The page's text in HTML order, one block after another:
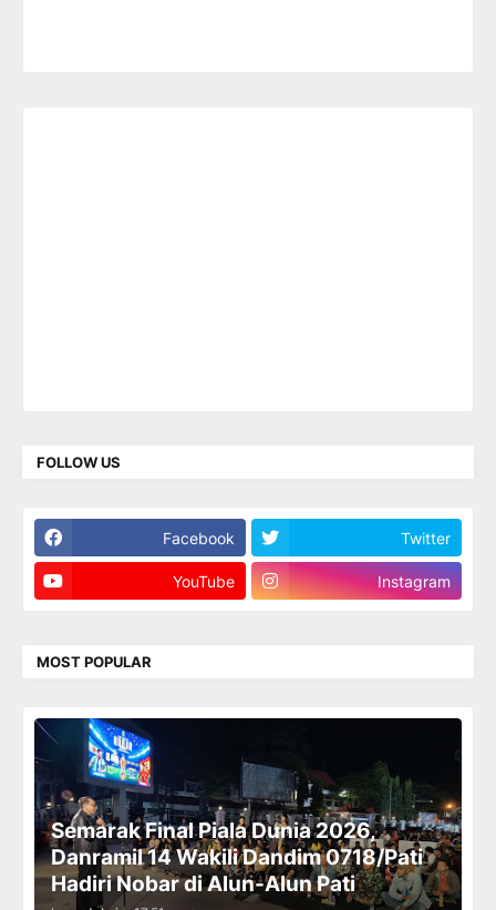
FOLLOW US
Facebook Twitter
YouTube Instagram
MOST POPULAR
Semarak Final Piala Dunia 2026,
Danramil 14 Wakili Dandim 0718/Pati
Hadiri Nobar di Alun-Alun Pati